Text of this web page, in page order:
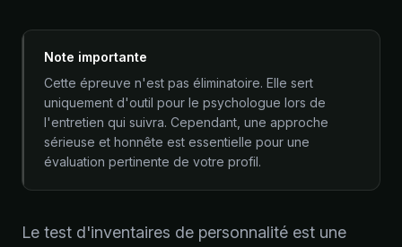
Note importante
Cette épreuve n'est pas éliminatoire. Elle sert
uniquement d'outil pour le psychologue lors de
l'entretien qui suivra. Cependant, une approche
sérieuse et honnête est essentielle pour une
évaluation pertinente de votre profil.
Le test d'inventaires de personnalité est une